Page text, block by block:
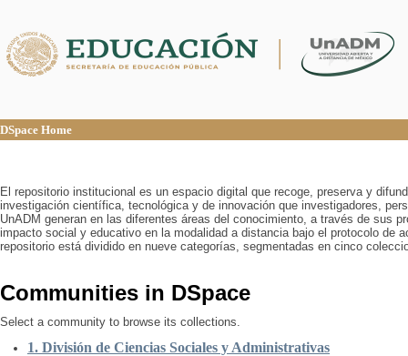
DSpace Home
El repositorio institucional es un espacio digital que recoge, preserva y
investigación científica, tecnológica y de innovación que investigadores,
UnADM generan en las diferentes áreas del conocimiento, a través de sus
impacto social y educativo en la modalidad a distancia bajo el protocolo de
repositorio está dividido en nueve categorías, segmentadas en cinco
Communities in DSpace
Select a community to browse its collections.
1. División de Ciencias Sociales y Administrativas